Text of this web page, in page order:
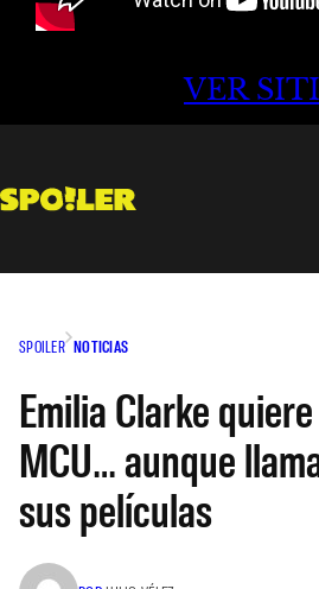
VER
SPOILER NOTICIAS
Emilia Clarke
MCU… aunque
sus películas